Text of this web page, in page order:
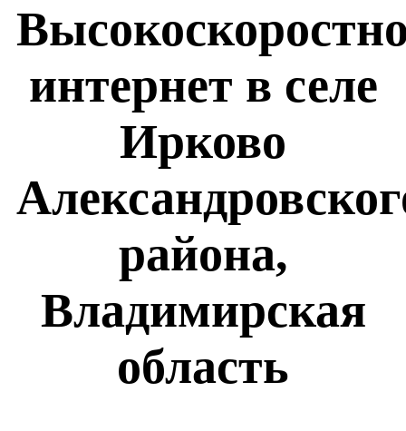
интернет в селе
Ирково
района,
Владимирская
область